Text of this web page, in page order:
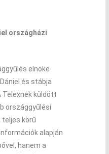
országházi
elnöke
és stábja
küldött
országgyűlési
teljes körű
alapján
hanem a